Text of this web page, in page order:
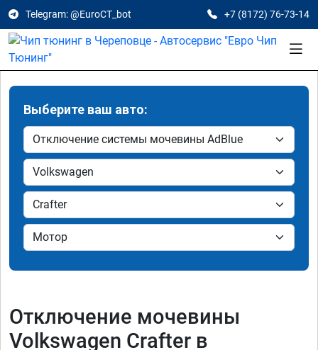
Telegram: @EuroCT_bot +7 (8172) 76-73-14
Выберите ваш авто:
Отключение мочевины
Volkswagen Crafter в